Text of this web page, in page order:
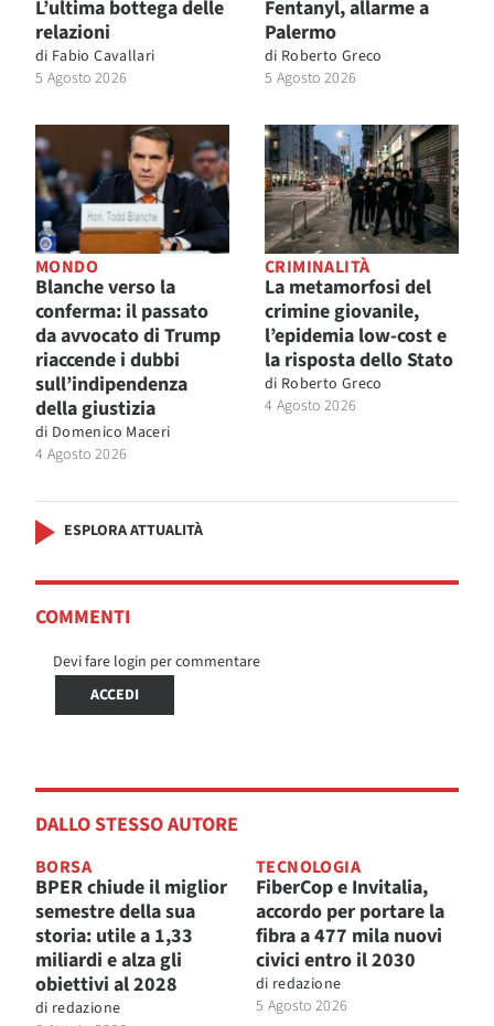
L’ultima bottega delle
relazioni
di Fabio Cavallari
5 Agosto 2026
Fentanyl, allarme a
Palermo
di Roberto Greco
5 Agosto 2026
MONDO
Blanche verso la
conferma: il passato
da avvocato di Trump
riaccende i dubbi
sull’indipendenza
della giustizia
di Domenico Maceri
4 Agosto 2026
CRIMINALITÀ
La metamorfosi del
crimine giovanile,
l’epidemia low-cost e
la risposta dello Stato
di Roberto Greco
4 Agosto 2026
ESPLORA ATTUALITÀ
COMMENTI
Devi fare login per commentare
ACCEDI
DALLO STESSO AUTORE
BORSA
BPER chiude il miglior
semestre della sua
storia: utile a 1,33
miliardi e alza gli
obiettivi al 2028
di redazione
TECNOLOGIA
FiberCop e Invitalia,
accordo per portare la
fibra a 477 mila nuovi
civici entro il 2030
di redazione
5 Agosto 2026